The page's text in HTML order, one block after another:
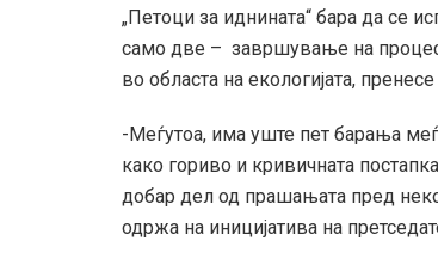
„Петоци за иднината“ бара да се
само две – завршување на
во областа на екологијата,
-Меѓутоа, има уште пет барања
како гориво и кривичната
добар дел од прашањата пред
одржа на иницијатива на